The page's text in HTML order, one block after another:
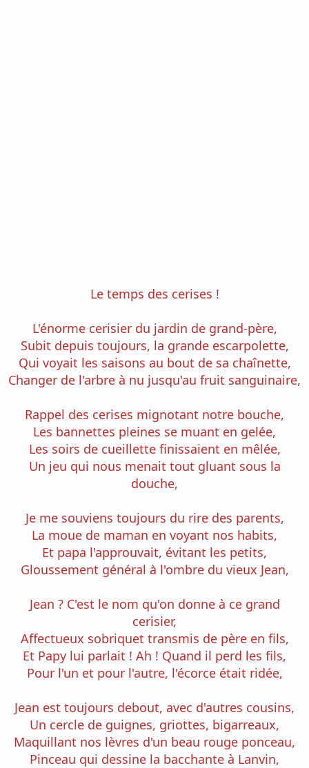
Le temps des cerises !
L'énorme cerisier du jardin de grand-père,
Subit depuis toujours, la grande escarpolette,
Qui voyait les saisons au bout de sa chaînette,
Changer de l'arbre à nu jusqu'au fruit sanguinaire,
Rappel des cerises mignotant notre bouche,
Les bannettes pleines se muant en gelée,
Les soirs de cueillette finissaient en mêlée,
Un jeu qui nous menait tout gluant sous la
douche,
Je me souviens toujours du rire des parents,
La moue de maman en voyant nos habits,
Et papa l'approuvait, évitant les petits,
Gloussement général à l'ombre du vieux Jean,
Jean ? C'est le nom qu'on donne à ce grand
cerisier,
Affectueux sobriquet transmis de père en fils,
Et Papy lui parlait ! Ah ! Quand il perd les fils,
Pour l'un et pour l'autre, l'écorce était ridée,
Jean est toujours debout, avec d'autres cousins,
Un cercle de guignes, griottes, bigarreaux,
Maquillant nos lèvres d'un beau rouge ponceau,
Pinceau qui dessine la bacchante à Lanvin,